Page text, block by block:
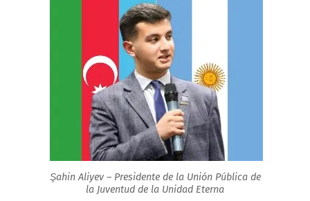
Şahin Aliyev – Presidente de la Unión Pública de
la Juventud de la Unidad Eterna